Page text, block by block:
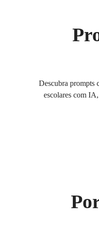
Descubra prompts
escolares com